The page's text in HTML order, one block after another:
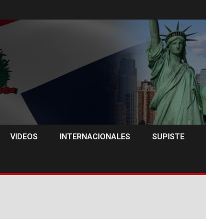
VIDEOS INTERNACIONALES SUPISTE